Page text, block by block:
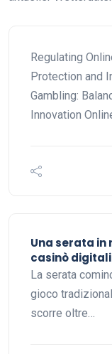
Regulating
Protection and
Gambling:
Innovation
Una serata in
casinò digitali
La serata
gioco
scorre oltre…